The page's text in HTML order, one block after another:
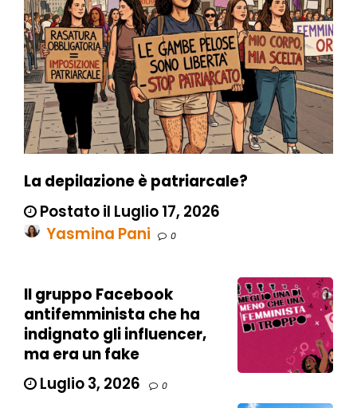
La depilazione è patriarcale?
Postato il Luglio 17, 2026
Yasmina Pani
0
Il gruppo Facebook
antifemminista che ha
indignato gli influencer,
ma era un fake
Luglio 3, 2026
0